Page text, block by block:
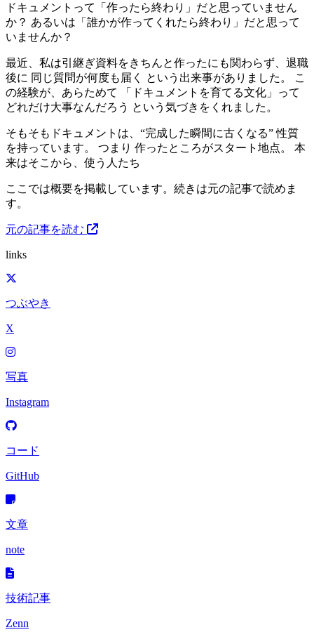
ドキュメントって「作ったら終わり」だと思っていません
か？ あるいは「誰かが作ってくれたら終わり」だと思って
いませんか？
最近、私は引継ぎ資料をきちんと作ったにも関わらず、退職
後に 同じ質問が何度も届く という出来事がありました。 こ
の経験が、あらためて 「ドキュメントを育てる文化」って
どれだけ大事なんだろう という気づきをくれました。
そもそもドキュメントは、“完成した瞬間に古くなる” 性質
を持っています。 つまり 作ったところがスタート地点。 本
来はそこから、使う人たち
ここでは概要を掲載しています。続きは元の記事で読めま
す。
元の記事を読む
links
つぶやき
X
写真
Instagram
コード
GitHub
文章
note
技術記事
Zenn